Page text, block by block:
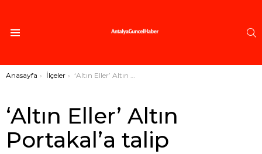
Buradasınız:
Anasayfa İlçeler ‘Altın Eller’ Altın Portakal’a talip
‘Altın Eller’ Altın
Portakal’a talip